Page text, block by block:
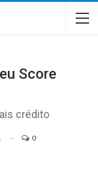
Score
crédito
0